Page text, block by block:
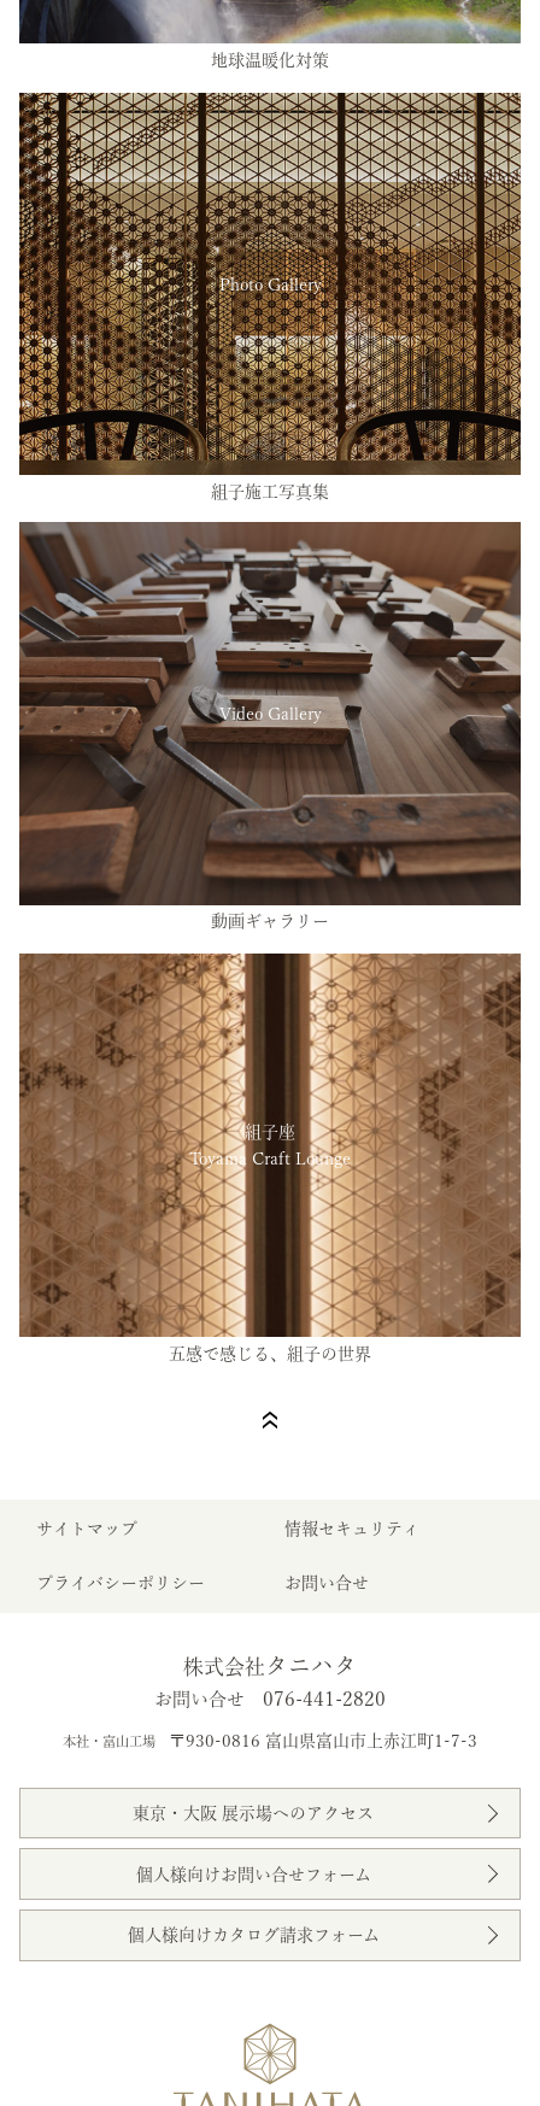
地球温暖化対策
Photo Gallery
組子施工写真集
Video Gallery
動画ギャラリー
組子座
Toyama Craft Lounge
五感で感じる、組子の世界
サイトマップ 情報セキュリティ
プライバシーポリシー お問い合せ
株式会社 タニハタ
お問い合せ 076-441-2820
本社・富山工場 〒930-0816 富山県富山市上赤江町1-7-3
東京・大阪 展示場へのアクセス
個人様向けお問い合せフォーム
個人様向けカタログ請求フォーム